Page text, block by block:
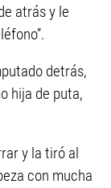
atrás y le
detrás,
hija de puta,
y la tiró al
con mucha